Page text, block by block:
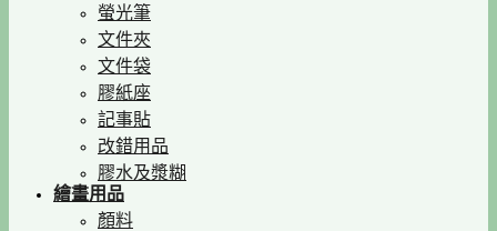
螢光筆
文件夾
文件袋
膠紙座
記事貼
改錯用品
膠水及漿糊
繪畫用品
顏料